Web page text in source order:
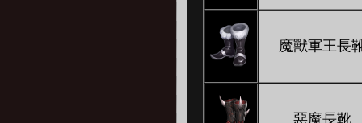
魔獸軍王長
惡魔長靴